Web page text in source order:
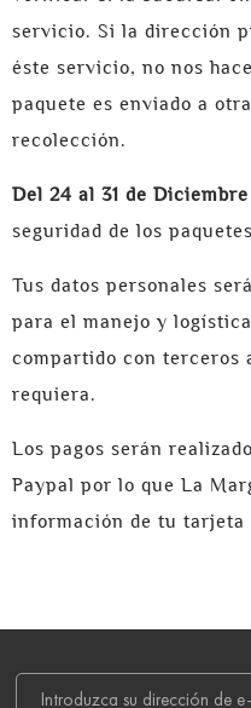
servicio. Si la dirección
éste servicio, no nos
paquete es enviado a
recolección.
Del 24 al 31 de Diciembre
seguridad de los
Tus datos personales
para el manejo y
compartido con terceros
requiera.
Los pagos serán
Paypal por lo que La
información de tu tarjeta